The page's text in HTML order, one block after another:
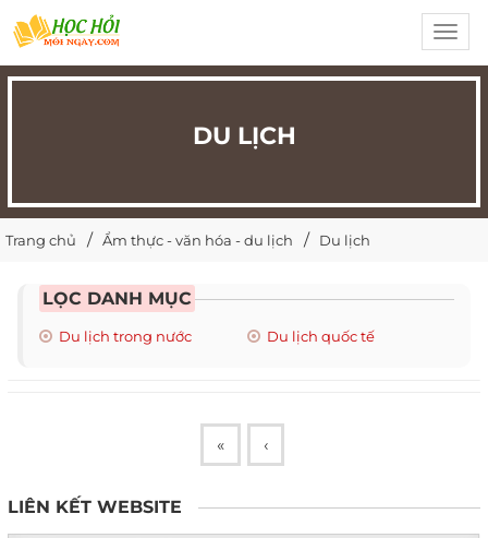
DU LỊCH
Trang chủ Ẩm thực - văn hóa - du lịch Du lịch
LỌC DANH MỤC
Du lịch trong nước Du lịch quốc tế
« ‹
LIÊN KẾT WEBSITE